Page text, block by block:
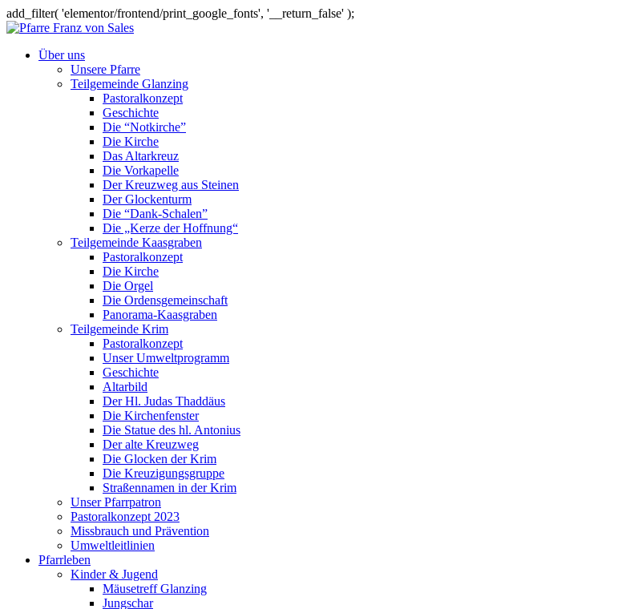
add_filter( 'elementor/frontend/print_google_fonts', '__return_false' );
Über uns
Unsere Pfarre
Teilgemeinde Glanzing
Pastoralkonzept
Geschichte
Die “Notkirche”
Die Kirche
Das Altarkreuz
Die Vorkapelle
Der Kreuzweg aus Steinen
Der Glockenturm
Die “Dank-Schalen”
Die „Kerze der Hoffnung“
Teilgemeinde Kaasgraben
Pastoralkonzept
Die Kirche
Die Orgel
Die Ordensgemeinschaft
Panorama-Kaasgraben
Teilgemeinde Krim
Pastoralkonzept
Unser Umweltprogramm
Geschichte
Altarbild
Der Hl. Judas Thaddäus
Die Kirchenfenster
Die Statue des hl. Antonius
Der alte Kreuzweg
Die Glocken der Krim
Die Kreuzigungsgruppe
Straßennamen in der Krim
Unser Pfarrpatron
Pastoralkonzept 2023
Missbrauch und Prävention
Umweltleitlinien
Pfarrleben
Kinder & Jugend
Mäusetreff Glanzing
Jungschar